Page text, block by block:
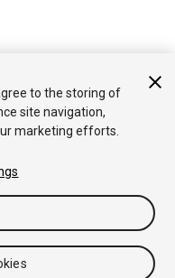
to the storing of
site navigation,
marketing efforts.